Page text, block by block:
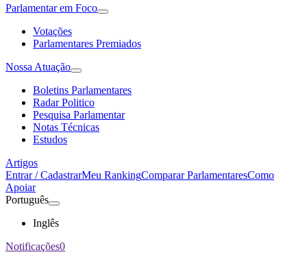
Parlamentar em Foco
Votações
Parlamentares Premiados
Nossa Atuação
Boletins Parlamentares
Radar Politico
Pesquisa Parlamentar
Notas Técnicas
Estudos
Artigos
Entrar / CadastrarMeu RankingComparar ParlamentaresComo
Apoiar
Português
Inglês
Notificações0